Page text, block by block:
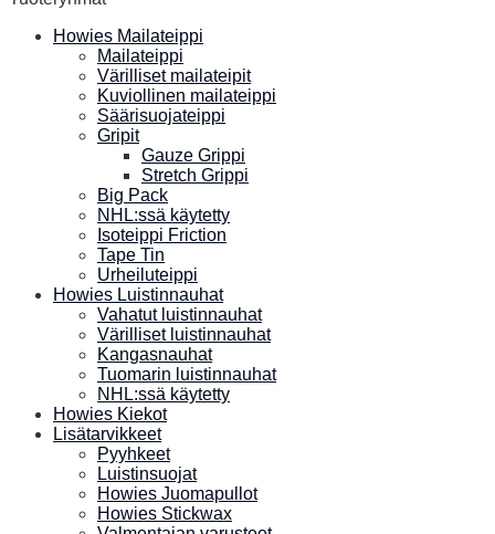
Howies Mailateippi
Mailateippi
Värilliset mailateipit
Kuviollinen mailateippi
Säärisuojateippi
Gripit
Gauze Grippi
Stretch Grippi
Big Pack
NHL:ssä käytetty
Isoteippi Friction
Tape Tin
Urheiluteippi
Howies Luistinnauhat
Vahatut luistinnauhat
Värilliset luistinnauhat
Kangasnauhat
Tuomarin luistinnauhat
NHL:ssä käytetty
Howies Kiekot
Lisätarvikkeet
Pyyhkeet
Luistinsuojat
Howies Juomapullot
Howies Stickwax